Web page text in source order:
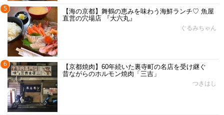
5
【海の京都】舞鶴の恵みを味わう海鮮ランチ♡ 魚屋
直営の穴場店 『大六丸』
ぐるみちゃん
6
【京都焼肉】60年続いた裏寺町の名店を受け継ぐ
昔ながらのホルモン焼肉「三吉」
つきはし